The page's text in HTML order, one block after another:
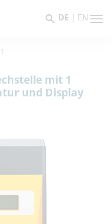
DE | EN
mit 1
und Display